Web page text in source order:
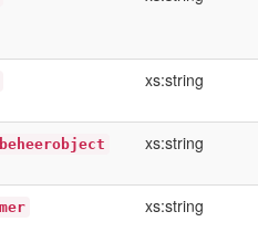
xs:string
xs:string
xs:string